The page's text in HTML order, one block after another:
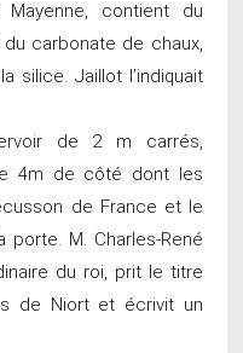
contient du
carbonate de chaux,
silice. Jaillot l’indiquait
de 2 m carrés,
4m de côté dont les
de France et le
M. Charles-René
du roi, prit le titre
de Niort et écrivit un